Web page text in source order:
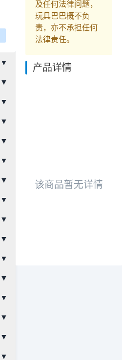
▼
▼
▼
▼
▼
▼
▼
▼
▼
▼
▼
▼
▼
▼
▼
▼
及任何法律问题，
玩具巴巴概不负
责，亦不承担任何
法律责任。
产品详情
该商品暂无详情